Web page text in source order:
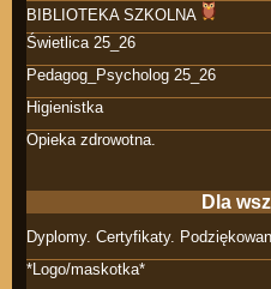
BIBLIOTEKA SZKOLNA
Świetlica 25_26
Pedagog_Psycholog 25_26
Higienistka
Opieka zdrowotna.
Dla
Dyplomy. Certyfikaty.
*Logo/maskotka*